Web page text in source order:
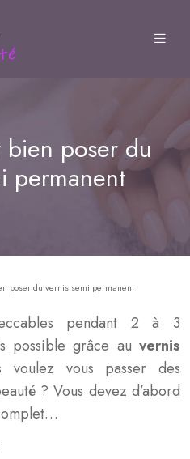
poser du
permanent
poser du vernis semi permanent
pendant 2 à 3
possible grâce au vernis
voulez vous passer des
? Vous devez d’abord